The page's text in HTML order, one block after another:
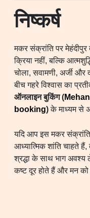
निष्कर्ष
मकर संक्रांति पर मेहंदीपुर
क्रिया नहीं, बल्कि
चोला, सवामणी, अर्जी
बीच गहरे विश्वास का
ऑनलाइन बुकिंग (
booking)के माध्यम से
यदि आप इस मकर
आध्यात्मिक शांति चाहते हैं,
श्रद्धा के साथ भाग अवश्य
कष्ट दूर होते हैं और मन को